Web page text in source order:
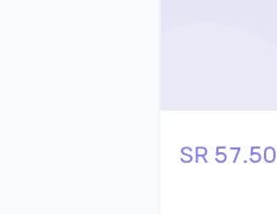
57.50 SR